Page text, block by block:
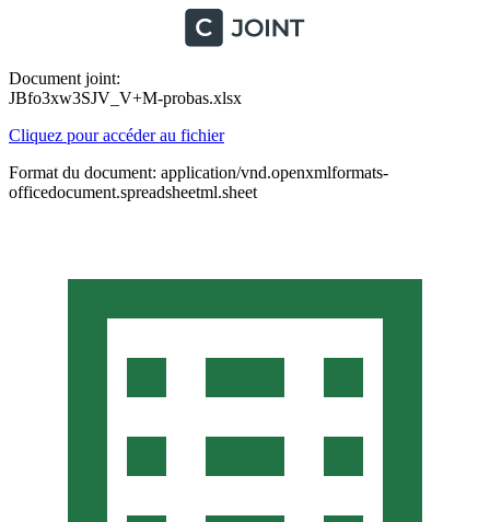
Document joint:
JBfo3xw3SJV_V+M-probas.xlsx
Cliquez pour accéder au fichier
Format du document: application/vnd.openxmlformats-
officedocument.spreadsheetml.sheet